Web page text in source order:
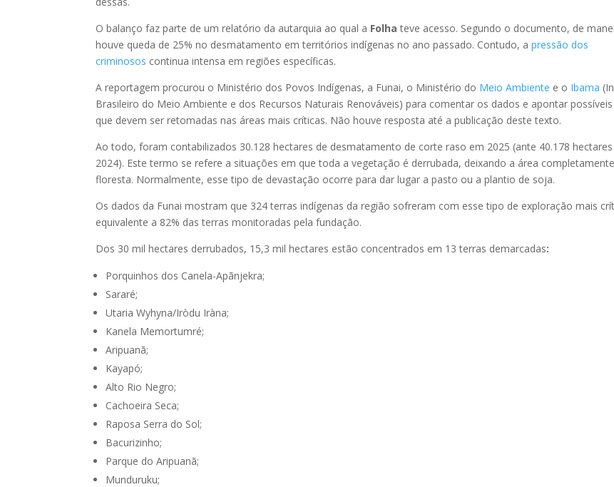
O balanço faz parte de um relatório da autarquia ao qual a Folhateve acesso. Segundo o documento, de
houve queda de 25% no desmatamento em territórios indígenas no ano passado. Contudo, apressão dos
criminosos continua intensa em regiões específicas.
A reportagem procurou o Ministério dos Povos Indígenas, a Funai, o Ministério do Meio Ambiente e o Ibama
Brasileiro do Meio Ambiente e dos Recursos Naturais Renováveis) para comentar os dados e apontar
que devem ser retomadas nas áreas mais críticas. Não houve resposta até a publicação deste texto.
Ao todo, foram contabilizados 30.128 hectares de desmatamento de corte raso em 2025 (ante 40.178
2024). Este termo se refere a situações em que toda a vegetação é derrubada, deixando a área
floresta. Normalmente, esse tipo de devastação ocorre para dar lugar a pasto ou a plantio de soja.
Os dados da Funai mostram que 324 terras indígenas da região sofreram com esse tipo de exploração mais
equivalente a 82% das terras monitoradas pela fundação.
Dos 30 mil hectares derrubados, 15,3 mil hectares estão concentrados em 13 terras demarcadas:
Porquinhos dos Canela-Apãnjekra;
Sararé;
Utaria Wyhyna/Iròdu Iràna;
Kanela Memortumré;
Aripuanã;
Kayapó;
Alto Rio Negro;
Cachoeira Seca;
Raposa Serra do Sol;
Bacurizinho;
Parque do Aripuanã;
Munduruku;